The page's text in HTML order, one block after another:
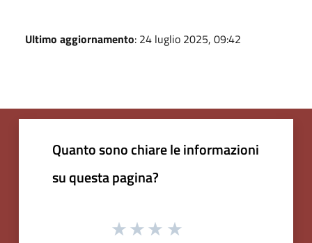
Ultimo aggiornamento: 24 luglio 2025, 09:42
Quanto sono chiare le informazioni
su questa pagina?